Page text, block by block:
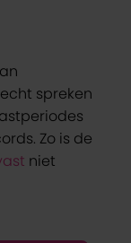
spreken
Zo is de
niet